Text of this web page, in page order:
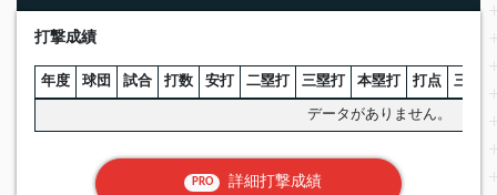
打撃成績
年度 球団 試合 打数 安打 二塁打 三塁打 本塁打 打点 三振
データがありません。
PRO 詳細打撃成績